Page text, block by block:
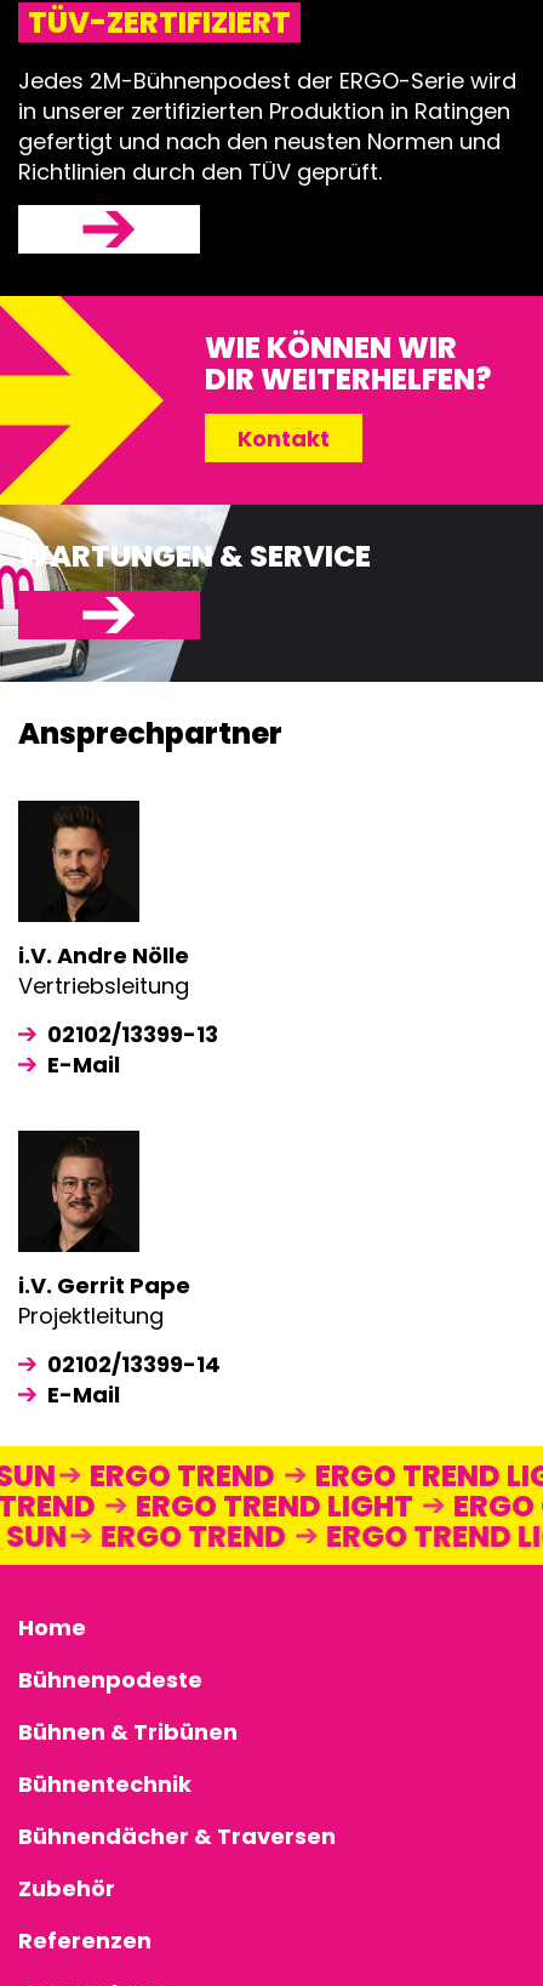
&
TÜV-ZERTIFIZIERT
Jedes 2M-Bühnenpodest der ERGO-Serie wird
in unserer zertifizierten Produktion in Ratingen
gefertigt und nach den neusten Normen und
Richtlinien durch den TÜV geprüft.
WIE KÖNNEN WIR
DIR WEITERHELFEN?
Kontakt
WARTUNGEN & SERVICE
Ansprech­partner
i.V. Andre Nölle
Vertriebsleitung
02102/13399-13
E-Mail
i.V. Gerrit Pape
Projektleitung
02102/13399-14
E-Mail
SUN ERGO TREND ERGO TREND
ERGO TREND LIGHT ERGO
SUN ERGO TREND ERGO TREND
Home
Bühnenpodeste
Bühnen & Tribünen
Bühnentechnik
Bühnendächer & Traversen
Zubehör
Referenzen